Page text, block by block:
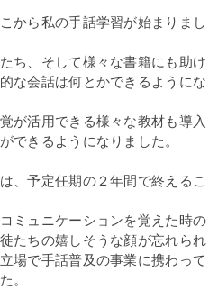
から私の手話学習が始まりまし
ち、そして様々な書籍にも助け
な会話は何とかできるようにな
が活用できる様々な教材も導入
できるようになりました。
、予定任期の２年間で終えるこ
ミュニケーションを覚えた時の
たちの嬉しそうな顔が忘れられ
場で手話普及の事業に携わって
。